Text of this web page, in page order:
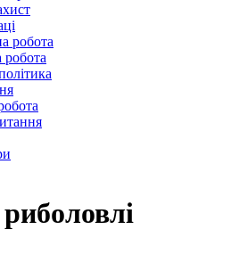
робота